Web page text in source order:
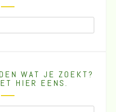
WAT JE ZOEKT?
HIER EENS.